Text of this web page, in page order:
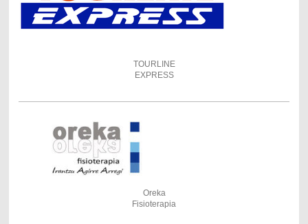
TOURLINE
EXPRESS
Oreka
Fisioterapia